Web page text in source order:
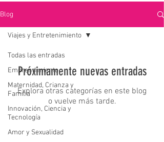
Blog
Todas las entradas
Emprendimiento
Maternidad, Crianza y
Familia
Innovación, Ciencia y
Tecnología
Amor y Sexualidad
Viajes y Entretenimiento
Próximamente nuevas entradas
Explora otras categorías en este blog
o vuelve más tarde.